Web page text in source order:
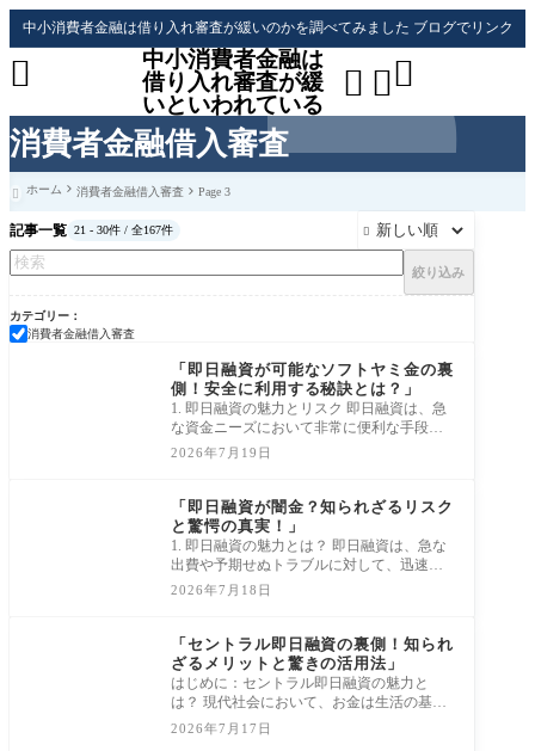
消費者金融借入審査
中小消費者金融は借り入れ審査が緩いのかを調べてみました ブログでリンク
中小消費者金融は
借り入れ審査が緩
いといわれている
 

 ホーム 消費者金融借入審査 Page 3
記事一覧 21 - 30件 / 全167件 
絞り込み
カテゴリー
消費者金融借入審査
消費者金融借入審査
「即日融資が可能なソフトヤミ金の裏
側！安全に利用する秘訣とは？」
1. 即日融資の魅力とリスク 即日融資は、急
な資金ニーズにおいて非常に便利な手段で
す！例えば、予期せぬ医療費や急な修理費
2026年7月19日
「即日融資が闇金？知られざるリスク
と驚愕の真実！」
1. 即日融資の魅力とは？ 即日融資は、急な
出費や予期せぬトラブルに対して、迅速な
資金調達を可能にする魅力的な選択肢で
2026年7月18日
「セントラル即日融資の裏側！知られ
ざるメリットと驚きの活用法」
はじめに：セントラル即日融資の魅力と
は？ 現代社会において、お金は生活の基盤
を支える重要な要素です。しかし、急な出
費が発
2026年7月17日